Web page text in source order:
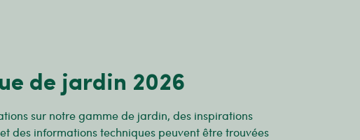
de jardin 2026
sur notre gamme de jardin, des inspirations
des informations techniques peuvent être trouvées